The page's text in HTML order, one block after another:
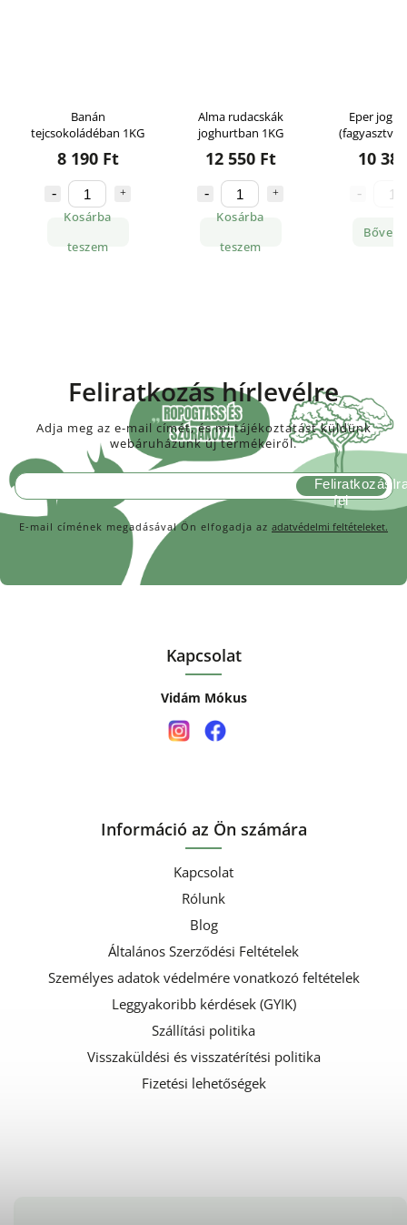
Banán
tejcsokoládéban 1KG
8 190 Ft
Kosárba
teszem
Alma rudacskák
joghurtban 1KG
12 550 Ft
Kosárba
teszem
Eper
(fagyasztva
1KG
10
Kapcsolat
Vidám Mókus
Információ az Ön számára
Kapcsolat
Rólunk
Blog
Általános Szerződési Feltételek
Személyes adatok védelmére vonatkozó feltételek
Leggyakoribb kérdések (GYIK)
Szállítási politika
Visszaküldési és visszatérítési politika
Fizetési lehetőségek
Feliratkozás hírlevélre
Adja meg az e-mail címét, és mi tájékoztatást küldünk
webáruházunk új termékeiről.
E-mail címének megadásával Ön elfogadja az adatvédelmi feltételeket.
Feliratkozás